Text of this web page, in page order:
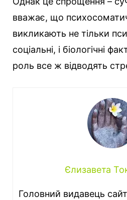
вважає, що
викликають не тільки
соціальні, і біологічні
роль все ж відводять
Єлизавета
Головний видавець